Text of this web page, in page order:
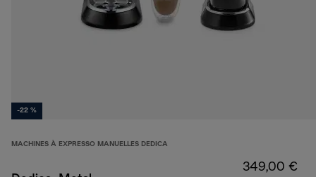
-22 %
MACHINES À EXPRESSO MANUELLES DEDICA
349,00 €